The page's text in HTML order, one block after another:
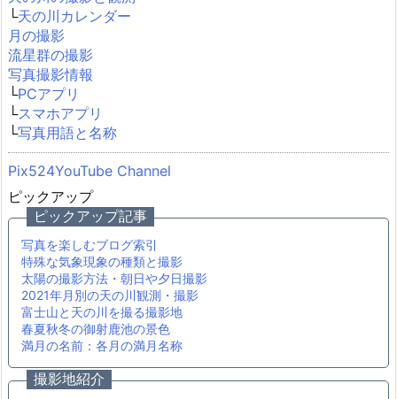
└天の川カレンダー
月の撮影
流星群の撮影
写真撮影情報
└PCアプリ
└スマホアプリ
└写真用語と名称
Pix524YouTube Channel
ピックアップ
ピックアップ記事
写真を楽しむブログ索引
特殊な気象現象の種類と撮影
太陽の撮影方法・朝日や夕日撮影
2021年月別の天の川観測・撮影
富士山と天の川を撮る撮影地
春夏秋冬の御射鹿池の景色
満月の名前：各月の満月名称
撮影地紹介